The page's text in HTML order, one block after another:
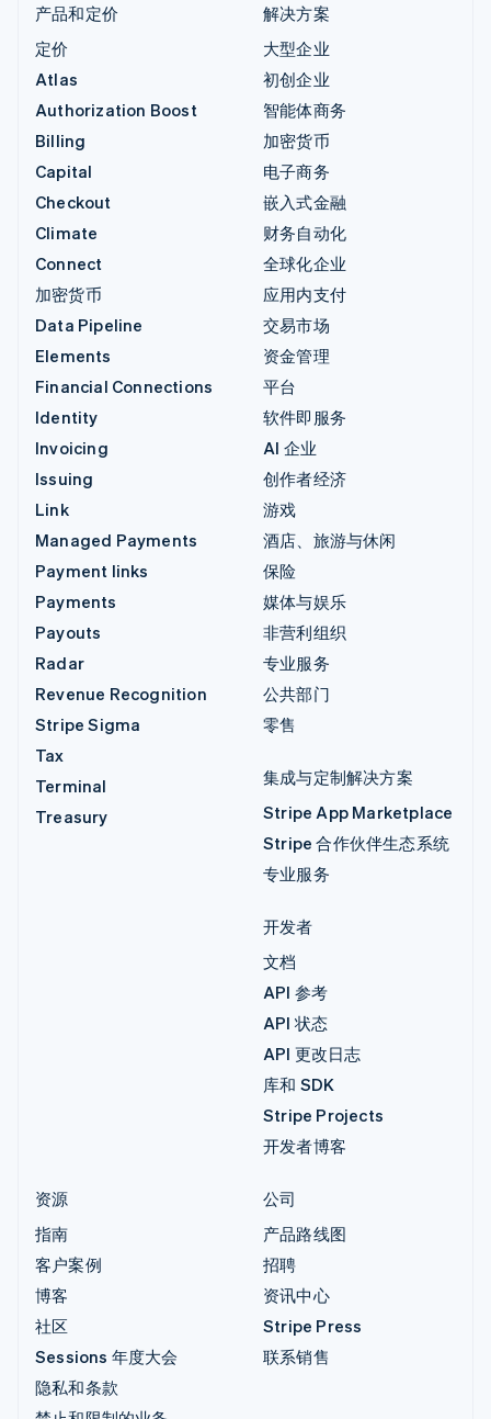
产品和定价
定价
Atlas
Authorization Boost
Billing
Capital
Checkout
Climate
Connect
加密货币
Data Pipeline
Elements
Financial Connections
Identity
Invoicing
Issuing
Link
Managed Payments
Payment links
Payments
Payouts
Radar
Revenue Recognition
Stripe Sigma
Tax
Terminal
Treasury
解决方案
大型企业
初创企业
智能体商务
加密货币
电子商务
嵌入式金融
财务自动化
全球化企业
应用内支付
交易市场
资金管理
平台
软件即服务
AI 企业
创作者经济
游戏
酒店、旅游与休闲
保险
媒体与娱乐
非营利组织
专业服务
公共部门
零售
集成与定制解决方案
Stripe App Marketplace
Stripe 合作伙伴生态系统
专业服务
开发者
文档
API 参考
API 状态
API 更改日志
库和 SDK
Stripe Projects
开发者博客
资源
指南
客户案例
博客
社区
Sessions 年度大会
隐私和条款
公司
产品路线图
招聘
资讯中心
Stripe Press
联系销售